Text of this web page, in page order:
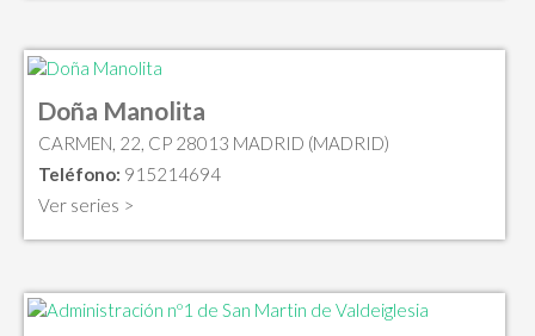
Doña Manolita
CARMEN, 22, CP 28013 MADRID (MADRID)
Teléfono: 915214694
Ver series >